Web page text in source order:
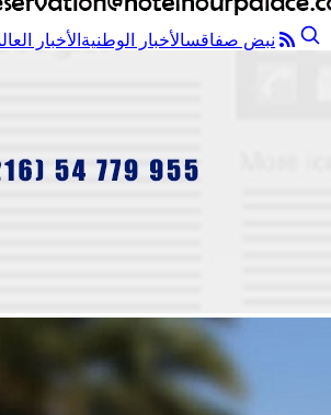
نبض صفاقسالأخبار الوطنية الأخبار